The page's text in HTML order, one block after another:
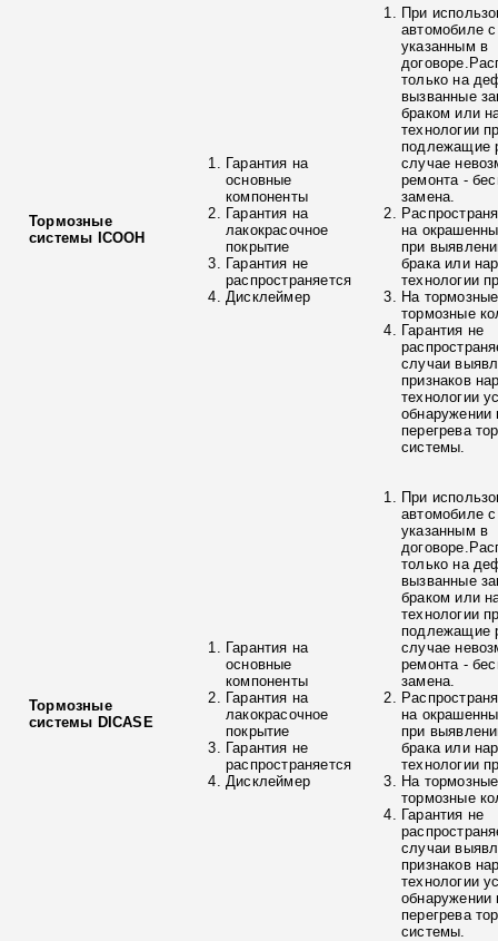
Тормозные
системы ICOOH
Гарантия на
основные
компоненты
Гарантия на
лакокрасочное
покрытие
Гарантия не
распространяется
Дисклеймер
При
автомобиле
указанным в
только на
вызванные
браком или
технологии
подлежащие
случае
ремонта -
замена.
на
при
брака или
технологии
На
тормозные
Гарантия не
случаи
признаков
технологии
обнаружении
перегрева
системы.
Тормозные
системы DICASE
Гарантия на
основные
компоненты
Гарантия на
лакокрасочное
покрытие
Гарантия не
распространяется
Дисклеймер
При
автомобиле
указанным в
только на
вызванные
браком или
технологии
подлежащие
случае
ремонта -
замена.
на
при
брака или
технологии
На
тормозные
Гарантия не
случаи
признаков
технологии
обнаружении
перегрева
системы.